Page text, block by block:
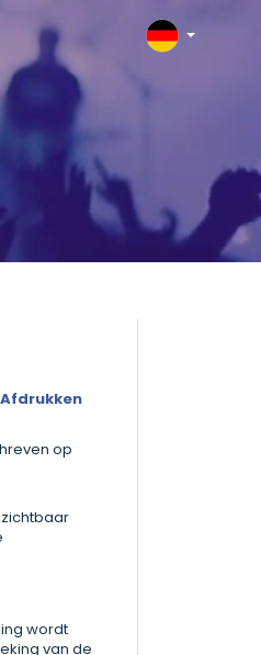
Afdrukken
op
wordt
van de